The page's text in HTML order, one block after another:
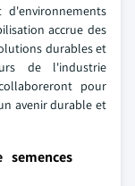
accrue des
durables et
de l'industrie
pour
avenir durable et